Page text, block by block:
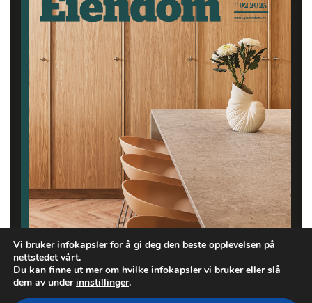
Vi bruker infokapsler for å gi deg den beste opplevelsen på
nettstedet vårt.
Du kan finne ut mer om hvilke infokapsler vi bruker eller slå
dem av underinnstillinger.